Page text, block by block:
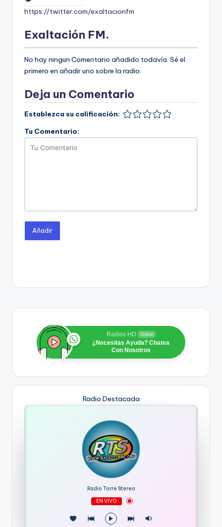
https://twitter.com/exaltacionfm
Exaltación FM.
No hay ningun Comentario añadido todavía. Sé el
primero en añadir uno sobre la radio.
Deja un Comentario
Establezca su calificación:
Tu Comentario:
Añadir
Radios HD Online
¿Necesitas Ayuda? Chatea
Con Nosotros
Radio Destacada
Radio Torre Stereo
EN VIVO